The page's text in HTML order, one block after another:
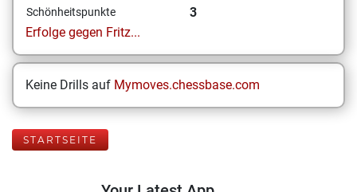
Schönheitspunkte
3
Erfolge gegen Fritz...
Keine Drills auf Mymoves.chessbase.com
STARTSEITE